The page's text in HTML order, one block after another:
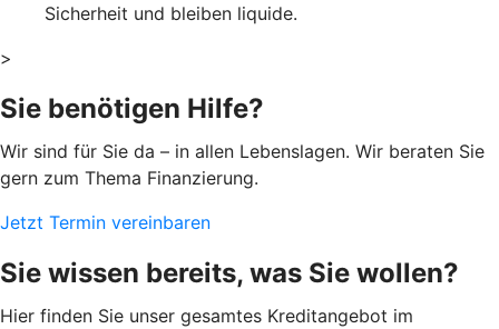
Sicherheit und bleiben liquide.
>
Sie benötigen Hilfe?
Wir sind für Sie da – in allen Lebenslagen. Wir beraten Sie
gern zum Thema Finanzierung.
Jetzt Termin vereinbaren
Sie wissen bereits, was Sie wollen?
Hier finden Sie unser gesamtes Kreditangebot im